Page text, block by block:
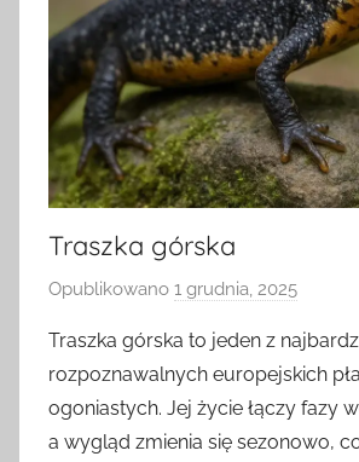
Traszka górska
Opublikowano 1 grudnia, 2025
z
e
z
Traszka górska to jeden z
rozpoznawalnych europejskich
ogoniastych. Jej życie łączy fazy
a wygląd zmienia się sezonowo,